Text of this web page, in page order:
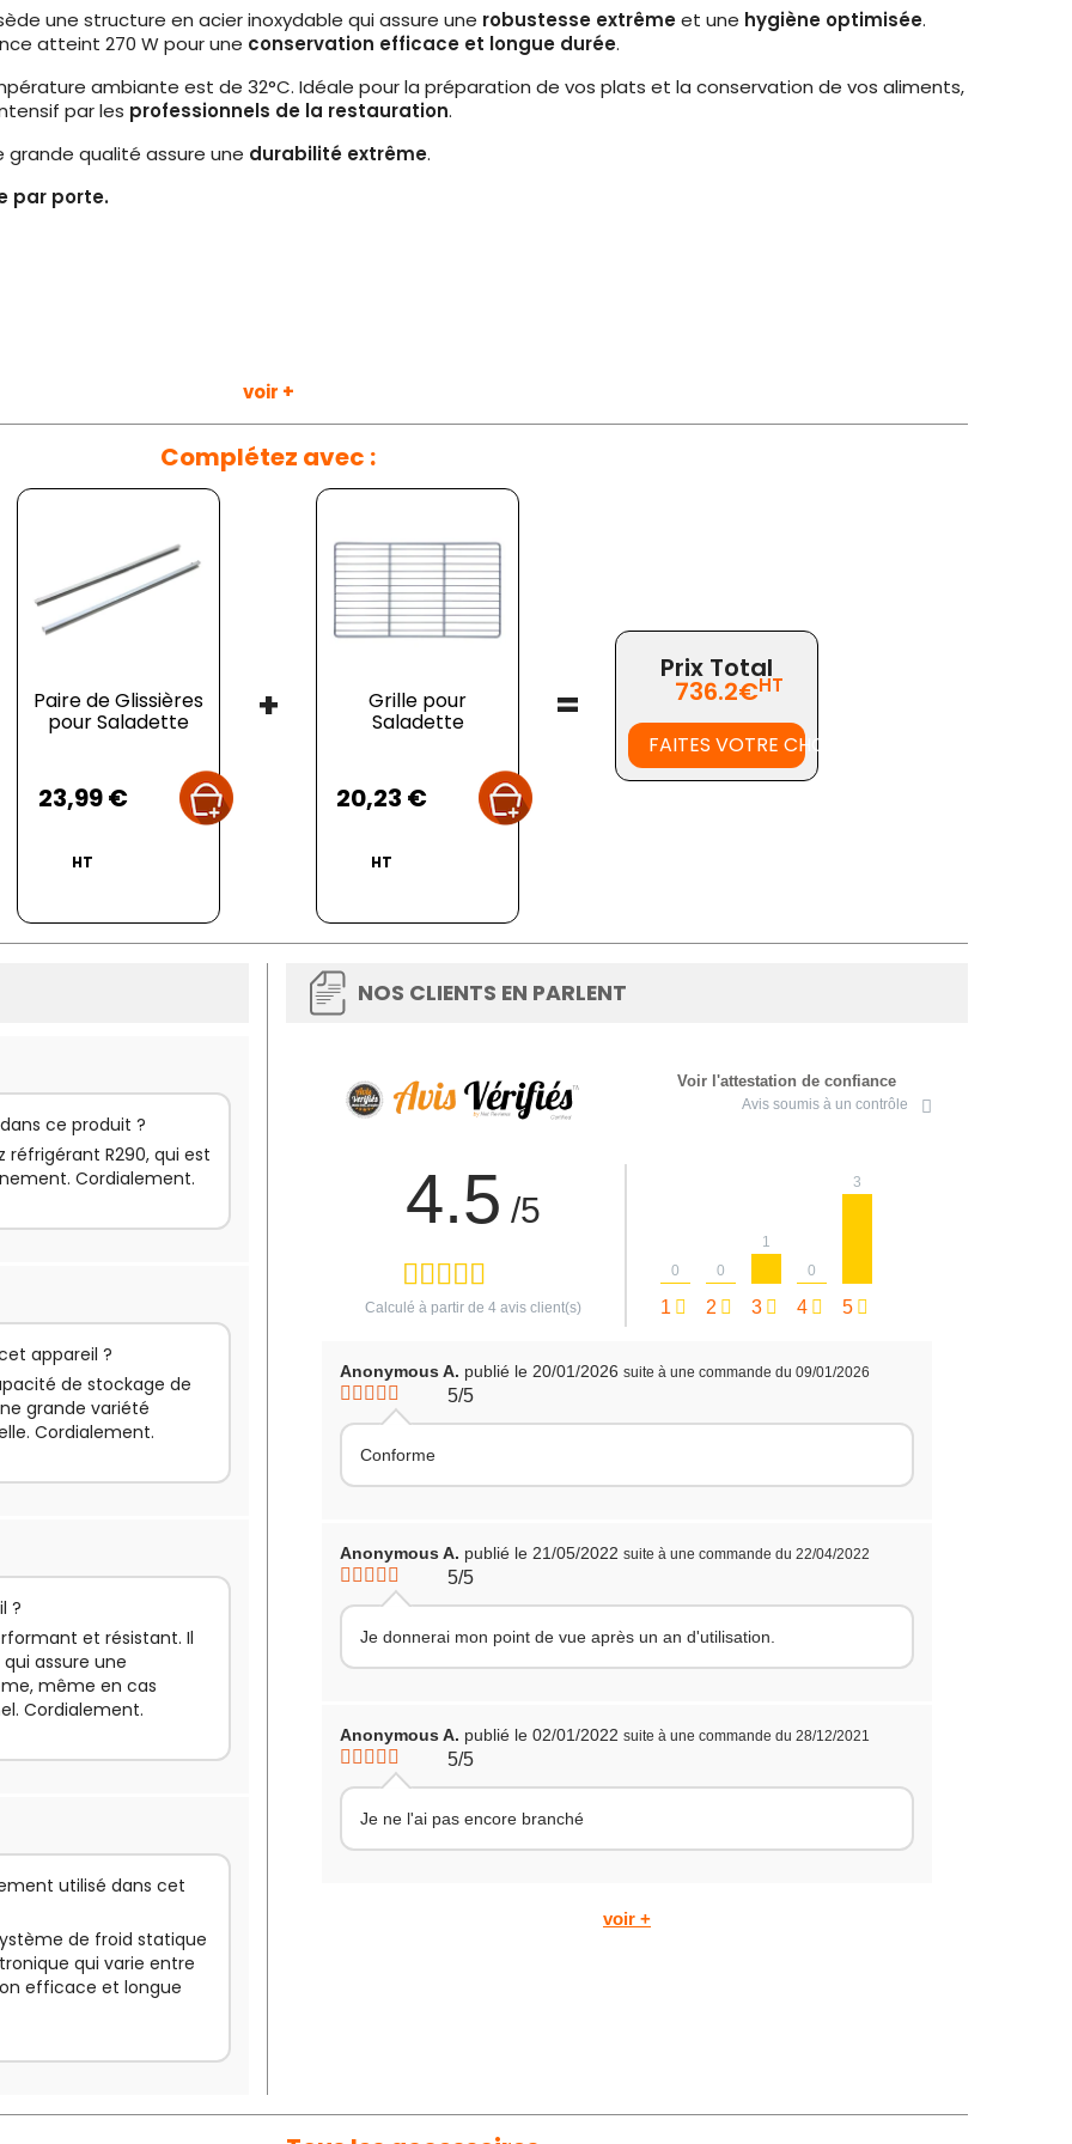
une structure en acier inoxydable qui assure une robustesse extrêmeet une hygiène optimisée.
atteint 270 W pour une conservation efficace et longue durée.
ambiante est de 32°C. Idéale pour la préparation de vos plats et la conservation de vos aliments,
par les professionnels de la restauration.
qualité assure une durabilité extrême.
par porte.
: 38°C
voir +
Complétez avec :
Paire de Glissières
pour Saladette
23,99 €
HT
+ Grille pour
Saladette
20,23 €
HT
=
Prix Total
736.2€HT
FAITES VOTRE CHOIX
ce produit ?
réfrigérant R290, qui est
Cordialement.
appareil ?
de stockage de
grande variété
Cordialement.
?
et résistant. Il
assure une
même en cas
Cordialement.
utilisé dans cet
de froid statique
qui varie entre
efficace et longue
NOS CLIENTS EN PARLENT
Voir l'attestation de confiance
Avis soumis à un contrôle
4.5 /5
Calculé à partir de 4 avis client(s) 1
0
2
0
3
1
4
0
5
3
Anonymous A. publié le 20/01/2026 suite à une commande du 09/01/2026
5/5
Conforme
Anonymous A. publié le 21/05/2022 suite à une commande du 22/04/2022
5/5
Je donnerai mon point de vue après un an d'utilisation.
Anonymous A. publié le 02/01/2022 suite à une commande du 28/12/2021
5/5
Je ne l'ai pas encore branché
voir +